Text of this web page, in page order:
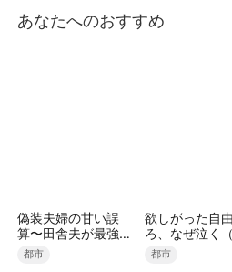
の日々が始まった――
あなたへのおすすめ
偽装夫婦の甘い誤
算〜田舎夫が最強す
ぎた〜（吹き替え）
都市
欲しがった自
ろ、なぜ泣く
替え）
都市